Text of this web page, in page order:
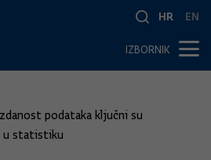
HR EN
IZBORNIK
podataka ključni su
u statistiku